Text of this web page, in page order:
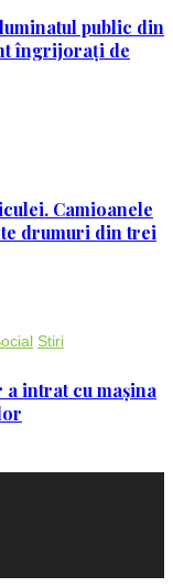
public din
îngrijorați de
Camioanele
drumuri din trei
Stiri
intrat cu mașina